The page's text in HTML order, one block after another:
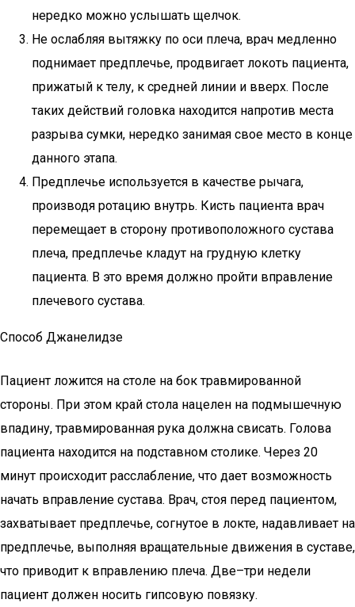
нередко можно услышать щелчок.
Не ослабляя вытяжку по оси плеча, врач медленно
поднимает предплечье, продвигает локоть пациента,
прижатый к телу, к средней линии и вверх. После
таких действий головка находится напротив места
разрыва сумки, нередко занимая свое место в конце
данного этапа.
Предплечье используется в качестве рычага,
производя ротацию внутрь. Кисть пациента врач
перемещает в сторону противоположного сустава
плеча, предплечье кладут на грудную клетку
пациента. В это время должно пройти вправление
плечевого сустава.
Способ Джанелидзе
Пациент ложится на столе на бок травмированной
стороны. При этом край стола нацелен на подмышечную
впадину, травмированная рука должна свисать. Голова
пациента находится на подставном столике. Через 20
минут происходит расслабление, что дает возможность
начать вправление сустава. Врач, стоя перед пациентом,
захватывает предплечье, согнутое в локте, надавливает на
предплечье, выполняя вращательные движения в суставе,
что приводит к вправлению плеча. Две–три недели
пациент должен носить гипсовую повязку.